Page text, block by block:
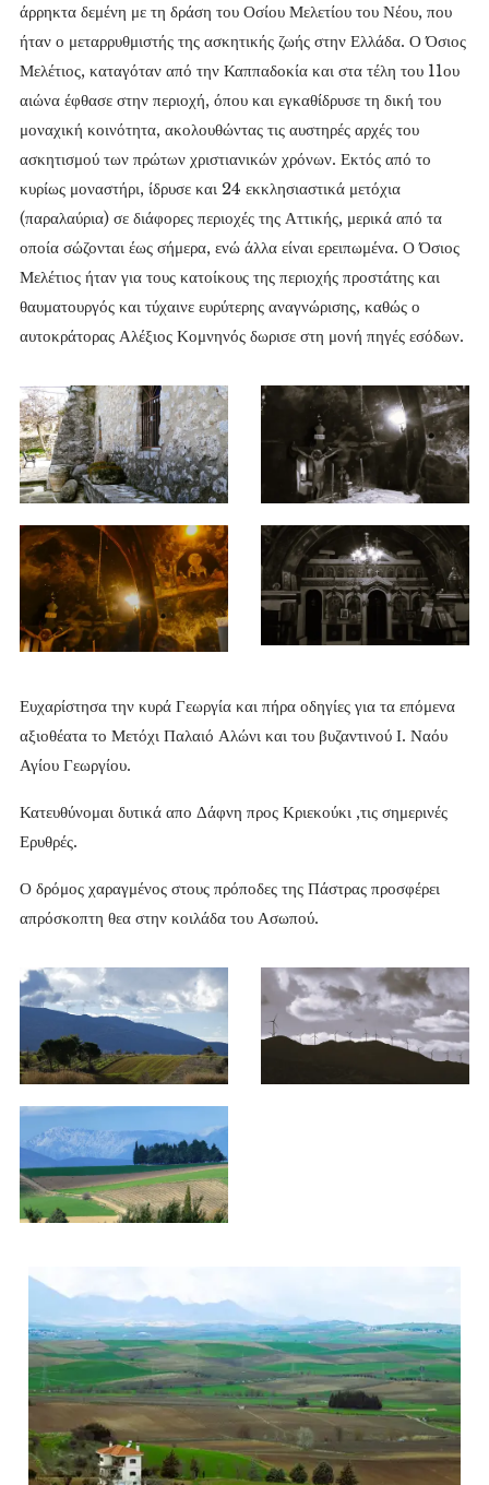
άρρηκτα δεμένη με τη δράση του Οσίου Μελετίου του Νέου, που
ήταν ο μεταρρυθμιστής της ασκητικής ζωής στην Ελλάδα. Ο Όσιος
Μελέτιος, καταγόταν από την Καππαδοκία και στα τέλη του 11ου
αιώνα έφθασε στην περιοχή, όπου και εγκαθίδρυσε τη δική του
μοναχική κοινότητα, ακολουθώντας τις αυστηρές αρχές του
ασκητισμού των πρώτων χριστιανικών χρόνων. Εκτός από το
κυρίως μοναστήρι, ίδρυσε και 24 εκκλησιαστικά μετόχια
(παραλαύρια) σε διάφορες περιοχές της Αττικής, μερικά από τα
οποία σώζονται έως σήμερα, ενώ άλλα είναι ερειπωμένα. Ο Όσιος
Μελέτιος ήταν για τους κατοίκους της περιοχής προστάτης και
θαυματουργός και τύχαινε ευρύτερης αναγνώρισης, καθώς ο
αυτοκράτορας Αλέξιος Κομνηνός δωρισε στη μονή πηγές εσόδων.
Ευχαρίστησα την κυρά Γεωργία και πήρα οδηγίες για τα επόμενα
αξιοθέατα το Μετόχι Παλαιό Αλώνι και του βυζαντινού Ι. Ναόυ
Αγίου Γεωργίου.
Κατευθύνομαι δυτικά απο Δάφνη προς Κριεκούκι ,τις σημερινές
Ερυθρές.
Ο δρόμος χαραγμένος στους πρόποδες της Πάστρας προσφέρει
απρόσκοπτη θεα στην κοιλάδα του Ασωπού.